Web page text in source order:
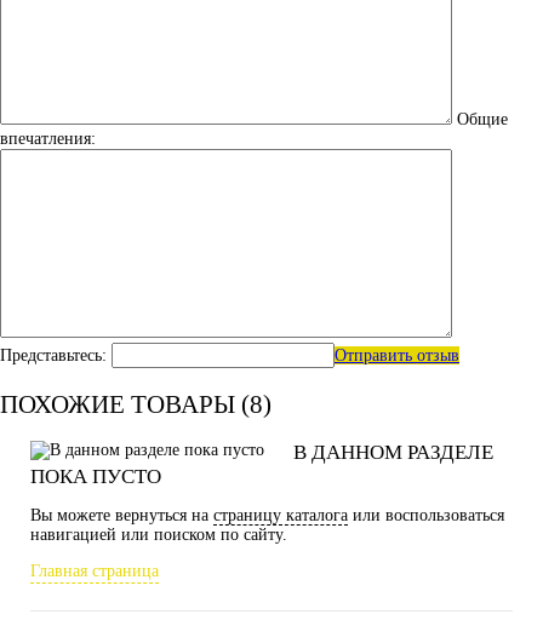
Общие
впечатления:
Представьтесь: Отправить отзыв
ПОХОЖИЕ ТОВАРЫ (8)
В ДАННОМ РАЗДЕЛЕ
ПОКА ПУСТО
Вы можете вернуться на страницу каталога или воспользоваться
навигацией или поиском по сайту.
Главная страница